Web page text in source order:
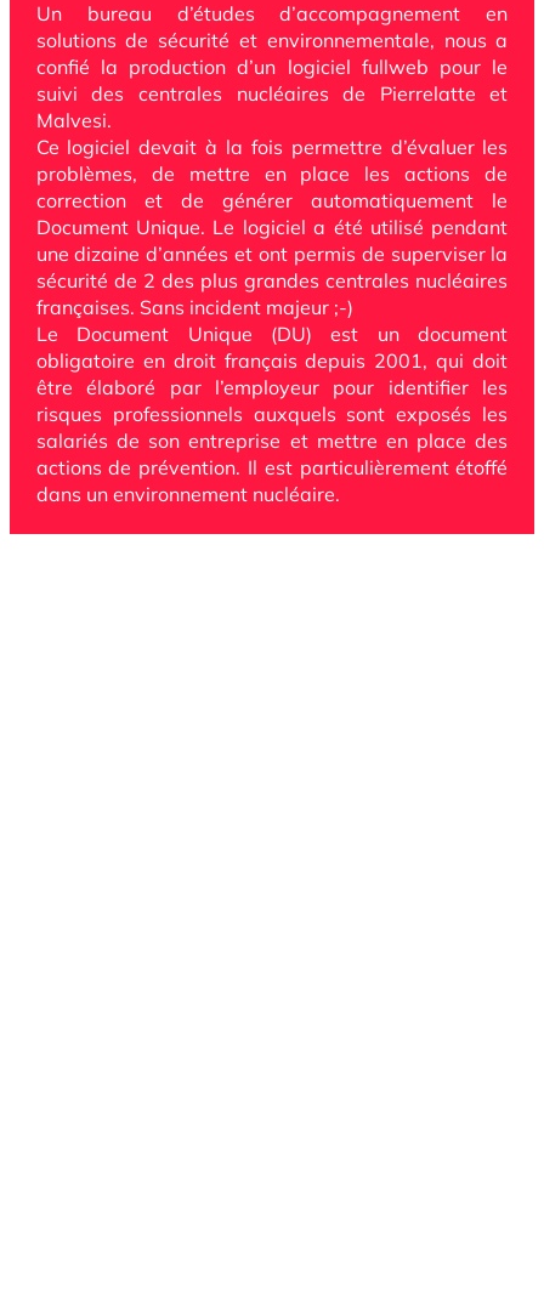
Un bureau d’études d’accompagnement en
solutions de sécurité et environnementale, nous a
confié la production d’un logiciel fullweb pour le
suivi des centrales nucléaires de Pierrelatte et
Malvesi.
Ce logiciel devait à la fois permettre d’évaluer les
problèmes, de mettre en place les actions de
correction et de générer automatiquement le
Document Unique. Le logiciel a été utilisé pendant
une dizaine d’années et ont permis de superviser la
sécurité de 2 des plus grandes centrales nucléaires
françaises. Sans incident majeur ;-)
Le Document Unique (DU) est un document
obligatoire en droit français depuis 2001, qui doit
être élaboré par l’employeur pour identifier les
risques professionnels auxquels sont exposés les
salariés de son entreprise et mettre en place des
actions de prévention. Il est particulièrement étoffé
dans un environnement nucléaire.